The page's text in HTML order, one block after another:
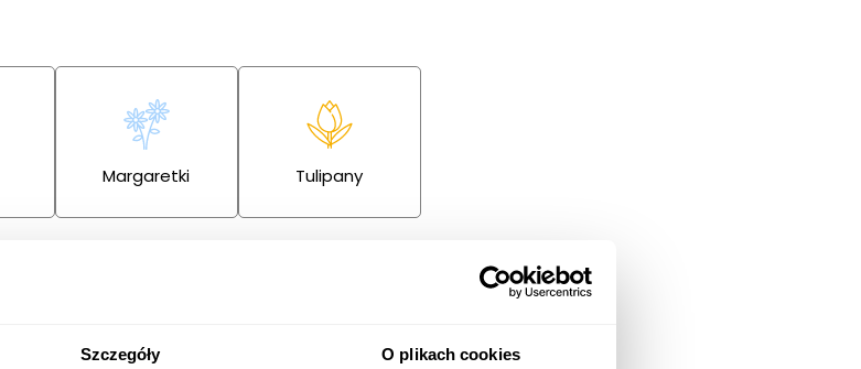
Szczegóły O plikach cookies
Margaretki Tulipany